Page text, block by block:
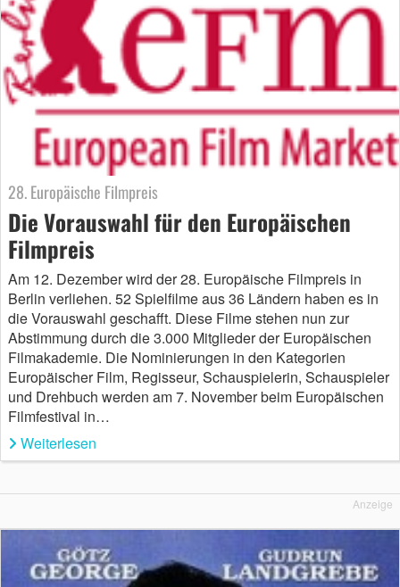
28. Europäische Filmpreis
Die Vorauswahl für den Europäischen
Filmpreis
Am 12. Dezember wird der 28. Europäische Filmpreis in
Berlin verliehen. 52 Spielfilme aus 36 Ländern haben es in
die Vorauswahl geschafft. Diese Filme stehen nun zur
Abstimmung durch die 3.000 Mitglieder der Europäischen
Filmakademie. Die Nominierungen in den Kategorien
Europäischer Film, Regisseur, Schauspielerin, Schauspieler
und Drehbuch werden am 7. November beim Europäischen
Filmfestival in…
Weiterlesen
Anzeige